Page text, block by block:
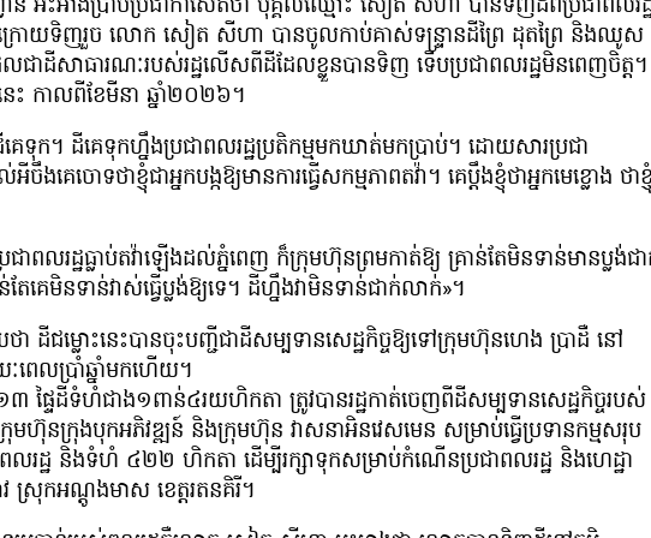
អះអាងប្រាប់ប្រជាកាសែតថា បុគ្គលឈ្មោះ សៀត សីហា បានទិញដីពីប្រជាពលរដ្
រោយទិញរួច លោក សៀត សីហា បានចូលកាប់គាស់ទន្ទ្រានដីព្រៃ ដុតព្រៃ និងឈូស
ាដីសាធារណៈរបស់រដ្ឋលើសពីដីដែលខ្លួនបានទិញ ទើបប្រជាពលរដ្ឋមិនពេញចិត្ត។
េះ កាលពីខែមីនា ឆ្នាំ២០២៦។
។ ដីគេទុកហ្នឹងប្រជាពលរដ្ឋប្រតិកម្មមកឃាត់មកប្រាប់។ ដោយសារប្រជា
គេចោទថាខ្ញុំជាអ្នកបង្កឱ្យមានការធ្វើសកម្មភាពតវ៉ា។ គេប្ដឹងខ្ញុំថាអ្នកមេខ្លោង ថាខ្ញុំ
ាពលរដ្ឋធ្លាប់តវ៉ាឡើងដល់ភ្នំពេញ ក៏ក្រុមហ៊ុនព្រមកាត់ឱ្យ គ្រាន់តែមិនទាន់មានប្លង់ជ
េមិនទាន់វាស់ធ្វើប្លង់ឱ្យទេ។ ដីហ្នឹងវាមិនទាន់ជាក់លាក់»។
ថា ដីជម្លោះនេះបានចុះបញ្ជីជាដីសម្បទានសេដ្ឋកិច្ចឱ្យទៅក្រុមហ៊ុនហេង ប្រាដឺ នៅ
ពេលប្រាំឆ្នាំមកហើយ។
៣ ផ្ទៃដីទំហំជាង១ពាន់៤រយហិកតា ត្រូវបានរដ្ឋកាត់ចេញពីដីសម្បទានសេដ្ឋកិច្ចរបស់
នក្រុងបុកអភិវឌ្ឍន៍ និងក្រុមហ៊ុន វាសនាអិនវេសមេន សម្រាប់ធ្វើប្រទានកម្មសរុប
ដ្ឋ និងទំហំ ៤២២ ហិកតា ដើម្បីរក្សាទុកសម្រាប់កំណើនប្រជាពលរដ្ឋ និងហេដ្ឋា
ស្រុកអណ្តូងមាស ខេត្តរតនគិរី។